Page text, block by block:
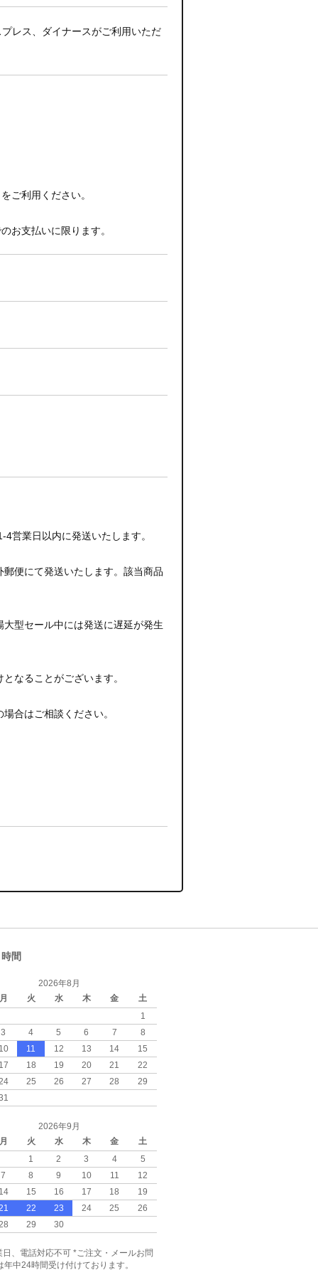
レス、ダイナースがご利用いただ
ご利用ください。
お支払いに限ります。
営業日以内に発送いたします。
便にて発送いたします。該当商品
型セール中には発送に遅延が発生
なることがございます。
合はご相談ください。
間
2026年8月
火 水 木 金
土
1
3
4 5 6 7
8
11 12 13 14
15
18 19 20 21
22
25 26 27 28
29
2026年9月
火 水 木 金
土
1
2 3 4
5
7
8 9 10 11
12
15 16 17 18
19
22 23 24 25
26
29 30
、電話対応不可 *ご注文・メールお問
年中24時間受け付けております。